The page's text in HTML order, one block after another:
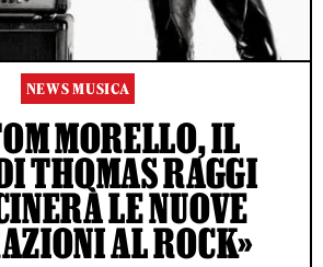
NEWS MUSICA
MORELLO, IL
THOMAS RAGGI
LE NUOVE
AL ROCK»